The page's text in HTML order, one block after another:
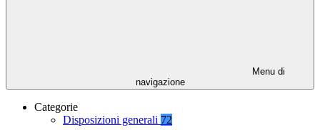
Menu di
navigazione
Categorie
Disposizioni generali 72